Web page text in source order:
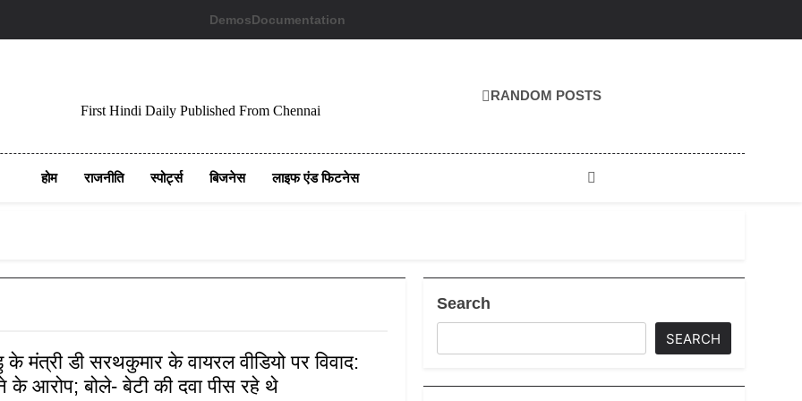
DemosDocumentation
First Hindi Daily Published From Chennai
RANDOM POSTS
होम राजनीति स्पोर्ट्स बिजनेस लाइफ एंड फिटनेस
के मंत्री डी सरथकुमार के वायरल वीडियो पर विवाद:
के आरोप; बोले- बेटी की दवा पीस रहे थे
Search
SEARCH